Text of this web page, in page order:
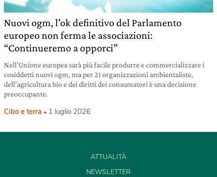
Nuovi ogm, l’ok definitivo del Parlamento
europeo non ferma le associazioni:
“Continueremo a opporci”
Nell’Unione europea sarà più facile produrre e commercializzare i
cosiddetti nuovi ogm, ma per 21 organizzazioni ambientaliste,
dell’agricoltura bio e dei diritti dei consumatori è una decisione
preoccupante.
Cibo e terra 1 luglio 2026
ATTUALITÀ
NEWSLETTER